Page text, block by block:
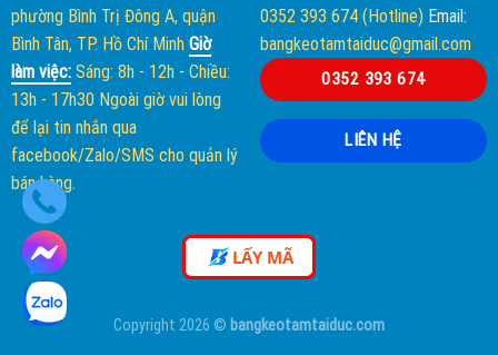
phường Bình Trị Đông A, quận
Bình Tân, TP. Hồ Chí Minh Giờ
làm việc: Sáng: 8h - 12h- Chiều:
13h - 17h30 Ngoài giờ vui lòng
để lại tin nhắn qua
facebook/Zalo/SMS cho quản lý
bán hàng.
0352 393 674 (Hotline) Email:
bangkeotamtaiduc@gmail.com
0352 393 674
LIÊN HỆ
LẤY MÃ
Copyright 2026 © bangkeotamtaiduc.com